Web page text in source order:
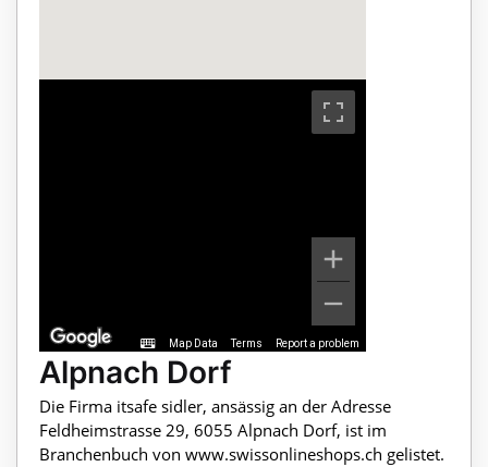
Map Data Terms Report a problem
Alpnach Dorf
Die Firma itsafe sidler, ansässig an der Adresse
Feldheimstrasse 29, 6055 Alpnach Dorf, ist im
Branchenbuch von www.swissonlineshops.ch gelistet.